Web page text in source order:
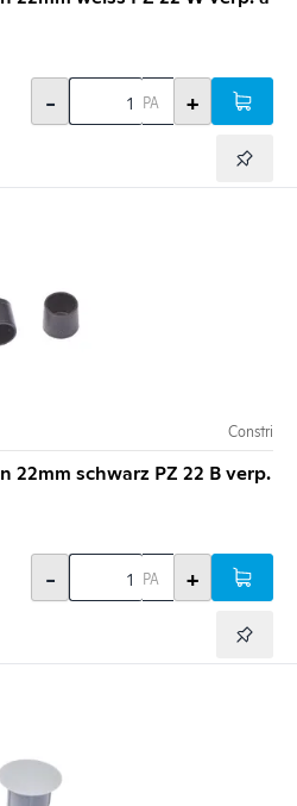
- PA +
Constri
22mm schwarz PZ 22 B verp.
- PA +